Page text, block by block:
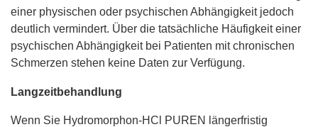
einer physischen oder psychischen Abhängigkeit jedoch
deutlich vermindert. Über die tatsächliche Häufigkeit einer
psychischen Abhängigkeit bei Patienten mit chronischen
Schmerzen stehen keine Daten zur Verfügung.
Langzeitbehandlung
Wenn Sie Hydromorphon-HCl PUREN längerfristig